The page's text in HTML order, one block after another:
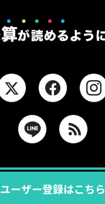
ユーザー登録はこちら